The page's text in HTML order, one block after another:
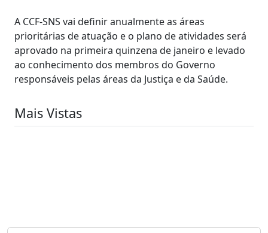
A CCF-SNS vai definir anualmente as áreas
prioritárias de atuação e o plano de atividades será
aprovado na primeira quinzena de janeiro e levado
ao conhecimento dos membros do Governo
responsáveis pelas áreas da Justiça e da Saúde.
Mais Vistas